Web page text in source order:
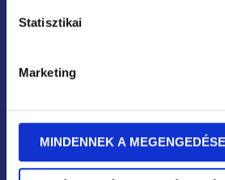
Statisztikai
Marketing
MINDENNEK A MEGENGEDÉSE
Western Transdanubian regional
Western Hungarian regional
Southern Hungarian regional
About us in detail
Our team